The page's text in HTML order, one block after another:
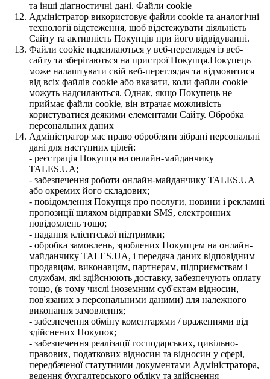
та інші діагностичні дані. Файли cookie
Адміністратор використовує файли cookie та аналогічні
технології відстеження, щоб відстежувати діяльність
Сайту та активність Покупців при його відвідуванні.
Файли cookie надсилаються у веб-переглядач із веб-
сайту та зберігаються на пристрої Покупця.Покупець
може налаштувати свій веб-переглядач та відмовитися
від всіх файлів cookie або вказати, коли файли cookie
можуть надсилаються. Однак, якщо Покупець не
приймає файли cookie, він втрачає можливість
користуватися деякими елементами Сайту. Обробка
персональних даних
Адміністратор має право обробляти зібрані персональні
дані для наступних цілей:
- реєстрація Покупця на онлайн-майданчику
TALES.UA;
- забезпечення роботи онлайн-майданчику TALES.UA
або окремих його складових;
- повідомлення Покупця про послуги, новини і рекламні
пропозиції шляхом відправки SMS, електронних
повідомлень тощо;
- надання клієнтської підтримки;
- обробка замовлень, зроблених Покупцем на онлайн-
майданчику TALES.UA, і передача даних відповідним
продавцям, виконавцям, партнерам, підприємствам і
службам, які здійснюють доставку, забезпечують оплату
тощо, (в тому числі іноземним суб'єктам відносин,
пов'язаних з персональними даними) для належного
виконання замовлення;
- забезпечення обміну коментарями / враженнями від
здійснених Покупок;
- забезпечення реалізації господарських, цивільно-
правових, податкових відносин та відносин у сфері,
передбаченої статутними документами Адміністратора,
ведення бухгалтерського обліку та здійснення